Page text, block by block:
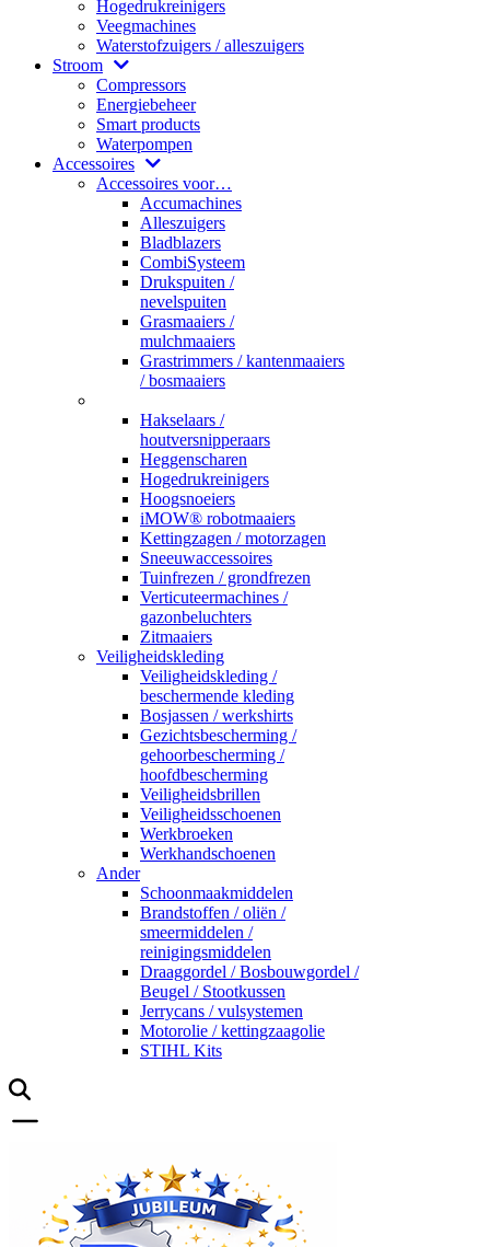
Hogedrukreinigers
Veegmachines
Waterstofzuigers / alleszuigers
Stroom
Compressors
Energiebeheer
Smart products
Waterpompen
Accessoires
Accessoires voor…
Accumachines
Alleszuigers
Bladblazers
CombiSysteem
Drukspuiten /
nevelspuiten
Grasmaaiers /
mulchmaaiers
Grastrimmers / kantenmaaiers
/ bosmaaiers
Hakselaars /
houtversnipperaars
Heggenscharen
Hogedrukreinigers
Hoogsnoeiers
iMOW® robotmaaiers
Kettingzagen / motorzagen
Sneeuwaccessoires
Tuinfrezen / grondfrezen
Verticuteermachines /
gazonbeluchters
Zitmaaiers
Veiligheidskleding
Veiligheidskleding /
beschermende kleding
Bosjassen / werkshirts
Gezichtsbescherming /
gehoorbescherming /
hoofdbescherming
Veiligheidsbrillen
Veiligheidsschoenen
Werkbroeken
Werkhandschoenen
Ander
Schoonmaakmiddelen
Brandstoffen / oliën /
smeermiddelen /
reinigingsmiddelen
Draaggordel / Bosbouwgordel /
Beugel / Stootkussen
Jerrycans / vulsystemen
Motorolie / kettingzaagolie
STIHL Kits